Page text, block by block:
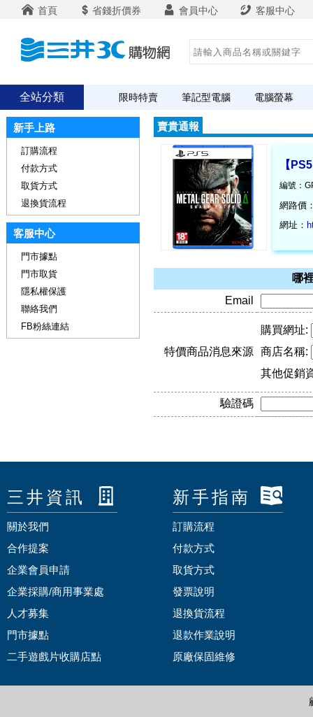
首頁 省錢折價券 會員中心 客服中心
全站分類 限時特賣 筆記型電腦 電腦螢幕
賣貴通報
【
編號：
網路價
網址：
哪
Email
特價商品消息來源
購買網址:
商店名稱:
其他促銷
驗證碼
新手上路
訂購流程
付款方式
取貨方式
退換貨流程
客服中心
門市據點
門市取貨
隱私權保護
聯絡我們
FB粉絲連結
三井資訊
關於我們
合作提案
企業會員申請
企業採購/商用事業處
人才募集
門市據點
二手遊戲片收購店點
新手指南
訂購流程
付款方式
取貨方式
發票說明
退換貨流程
退款作業說明
原廠保固維修